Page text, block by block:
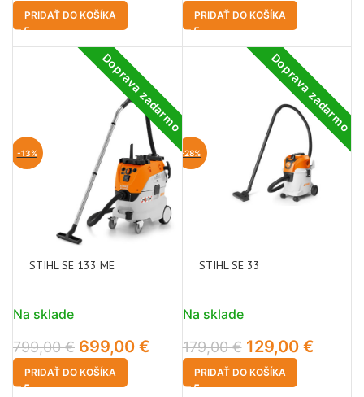
PRIDAŤ DO KOŠÍKA PRIDAŤ DO KOŠÍKA
Doprava zadarmo
-13%
STIHL SE 133 ME
Na sklade
799,00€ 699,00 €
PRIDAŤ DO KOŠÍKA
Doprava zadarmo
-28%
STIHL SE 33
Na sklade
179,00€ 129,00 €
PRIDAŤ DO KOŠÍKA